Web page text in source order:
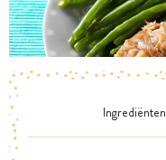
Ingrediënten